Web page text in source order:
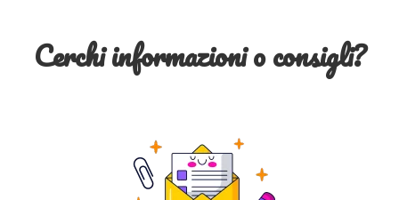
Cerchi informazioni o consigli?